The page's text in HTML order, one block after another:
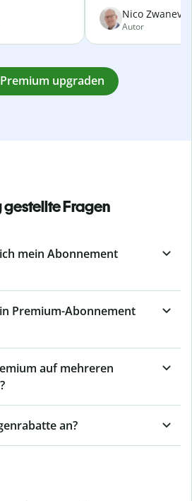
Nico
Autor
upgraden
gestellte Fragen
mein Abonnement
Premium-Abonnement
auf mehreren
an?